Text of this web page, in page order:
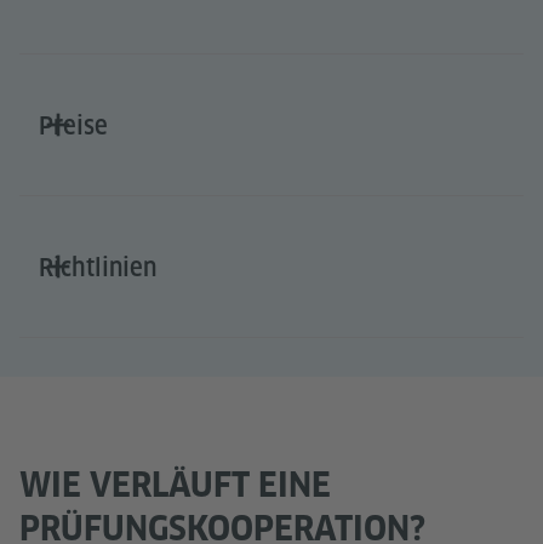
Preise
Richtlinien
WIE VERLÄUFT EINE
PRÜFUNGSKOOPERATION?